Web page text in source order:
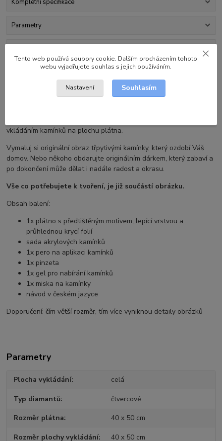
Kompletní specifikace
Parametry
vkládáním kamínků na plochu plátna.
Vymaluj si originální obraz třpytivými kamínky, který ozdobí Váš
domov. Nebo někoho obdarujte originálním dárkem, který zabaví a
po dokončení může dělat i nadále radost a okrasu.
Vše co potřebujete k tvoření, je již součástí obrázku.
Obsah balení:
1x plátno s předtištěným motivem, lepící vrstvou a
průhlednou krycí folií
sada akrylových kamínků
1x pero na aplikaci kamínků
1x pinzeta
1x gel pro nabírání kamínků
1x miska na kamínky
návod v českém jazyce
Doporučení: čím větší rozměr, tím více vyniknou detaily obrázků
Parametry
Plocha vykládání celá
Typ diamantů čtvercové
Rozměr plátna 40 x 50 cm
Rozměr plochy vykládání 40 x 50 cm
Tento web používá soubory cookie. Dalším procházením tohoto
webu vyjadřujete souhlas s jejich používáním.
Nastavení Souhlasím